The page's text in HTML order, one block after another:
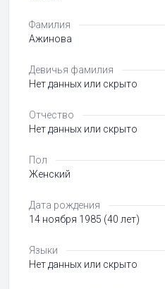
Фамилия
Ажинова
Девичья фамилия
Нет данных или скрыто
Отчество
Нет данных или скрыто
Пол
Женский
Дата рождения
14 ноября 1985 (40 лет)
Языки
Нет данных или скрыто